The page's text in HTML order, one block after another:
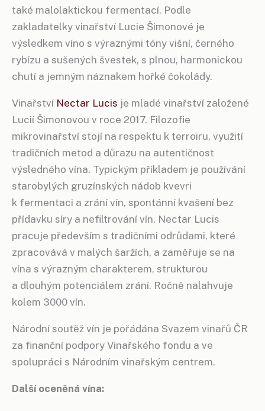
také malolaktickou fermentací. Podle
zakladatelky vinařství Lucie Šimonové je
výsledkem víno s výraznými tóny višní, černého
rybízu a sušených švestek, s plnou, harmonickou
chutí a jemným náznakem hořké čokolády.
Vinařství Nectar Lucis je mladé vinařství založené
Lucií Šimonovou v roce 2017. Filozofie
mikrovinařství stojí na respektu k terroiru, využití
tradičních metod a důrazu na autentičnost
výsledného vína. Typickým příkladem je používání
starobylých gruzínských nádob kvevri
k fermentaci a zrání vín, spontánní kvašení bez
přídavku síry a nefiltrování vín. Nectar Lucis
pracuje především s tradičními odrůdami, které
zpracovává v malých šaržích, a zaměřuje se na
vína s výrazným charakterem, strukturou
a dlouhým potenciálem zrání. Ročně nalahvuje
kolem 3000 vín.
Národní soutěž vín je pořádána Svazem vinařů ČR
za finanční podpory Vinařského fondu a ve
spolupráci s Národním vinařským centrem.
Další oceněná vína: